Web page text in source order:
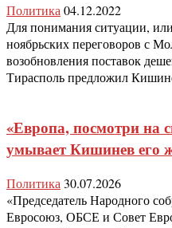
Политика 04.12.2022
Для понимания ситуации,
ноябрьских переговоров с
возобновления поставок
Тирасполь предложил
«Европа, посмотри на
умывает Кишинев его
Политика 30.07.2026
«Председатель Народного
Евросоюз, ОБСЕ и Совет